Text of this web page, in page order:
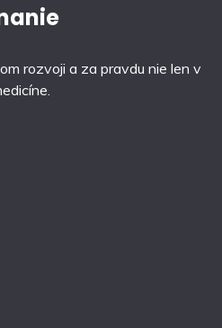
rozvoji a za pravdu nie len v